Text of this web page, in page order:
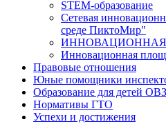
STEM-образование
Сетевая
среде ПиктоМир"
ИННОВАЦИОННАЯ
Инновационная
Правовые отношения
Юные помощники
Образование для детей ОВЗ
Нормативы ГТО
Успехи и достижения